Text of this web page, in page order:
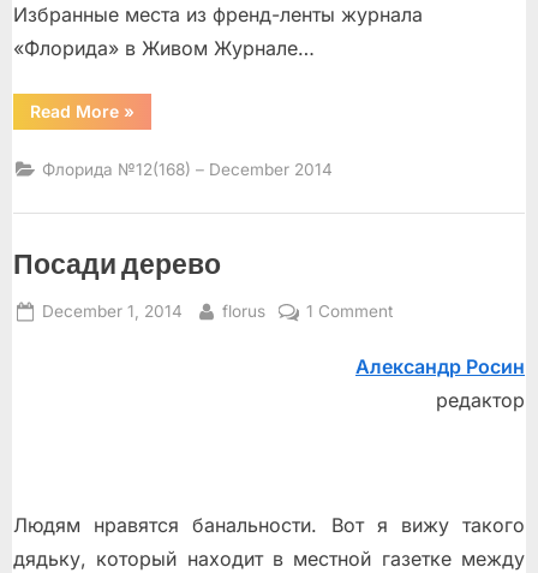
Избранные места из френд-ленты журнала
«Флорида» в Живом Журнале…
Read More“”
»
Флорида №12(168) – December 2014
Посади дерево
Posted
December 1, 2014 By
florus 1 Commenton
дерево
Александр Росин
редактор
Людям нравятся банальности. Вот я вижу такого
дядьку, который находит в местной газетке между